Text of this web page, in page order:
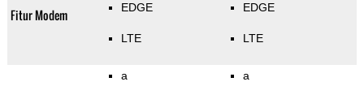
Fitur Modem EDGE
LTE
EDGE
LTE
a a